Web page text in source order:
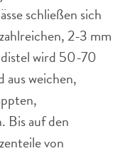
schließen sich
2-3 mm
wird 50-70
aus weichen,
Bis auf den
von